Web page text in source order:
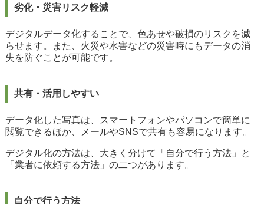
劣化・災害リスク軽減
デジタルデータ化することで、色あせや破損のリスクを減
らせます。また、火災や水害などの災害時にもデータの消
失を防ぐことが可能です。
共有・活用しやすい
データ化した写真は、スマートフォンやパソコンで簡単に
閲覧できるほか、メールやSNSで共有も容易になります。
デジタル化の方法は、大きく分けて「自分で行う方法」と
「業者に依頼する方法」の二つがあります。
自分で行う方法